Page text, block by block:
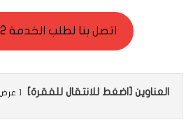
اتصل بنا لطلب الخدمة 56656632
العناوين [اضغط للانتقال للفقرة] عرض